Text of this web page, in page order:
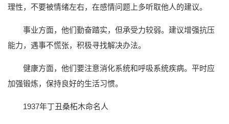
理性，不要被情绪左右，在感情问题上多听取他人的建议。
事业方面，他们勤奋踏实，但承受力较弱。建议增强抗压
能力，遇事不慌张，积极寻找解决办法。
健康方面，他们要注意消化系统和呼吸系统疾病。平时应
加强锻炼，保持良好的生活习惯。
1937年丁丑桑柘木命名人